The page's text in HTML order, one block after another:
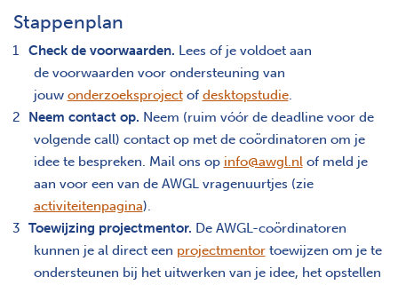
Stappenplan
Check de voorwaarden. Lees of je voldoet aan
de voorwaarden voor ondersteuning van
jouw onderzoeksprojectof desktopstudie.
Neem contact op. Neem (ruim vóór de deadline voor de
volgende call) contact op met de coördinatoren om je
idee te bespreken. Mail ons op info@awgl.nlof meld je
aan voor een van de AWGL vragenuurtjes (zie
activiteitenpagina).
Toewijzing projectmentor. De AWGL-coördinatoren
kunnen je al direct een projectmentortoewijzen om je te
ondersteunen bij het uitwerken van je idee, het opstellen